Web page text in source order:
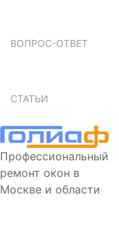
ВОПРОС-ОТВЕТ
СТАТЬИ
Профессиональный
ремонт окон в
Москве и области